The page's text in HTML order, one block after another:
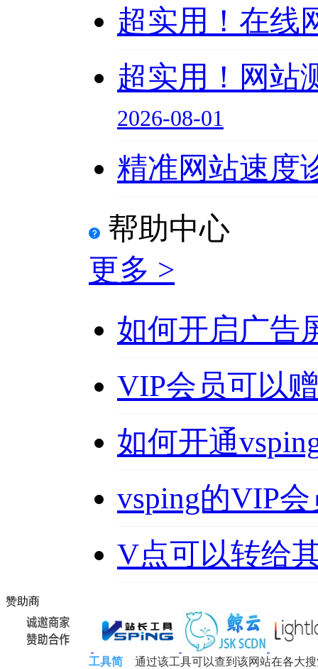
超实用！在线
超实用！网站
2026-08-01
精准网站速度
帮助中心
更多 >
如何开启广告
VIP会员可以
如何开通
vsping的VIP
V点可以转给
赞助商
工具简
通过该工具可以查到该网站在各大